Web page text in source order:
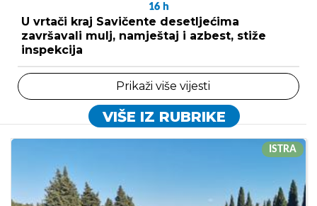
16 h
U vrtači kraj Savičente desetljećima
završavali mulj, namještaj i azbest, stiže
inspekcija
Prikaži više vijesti
VIŠE IZ RUBRIKE
ISTRA